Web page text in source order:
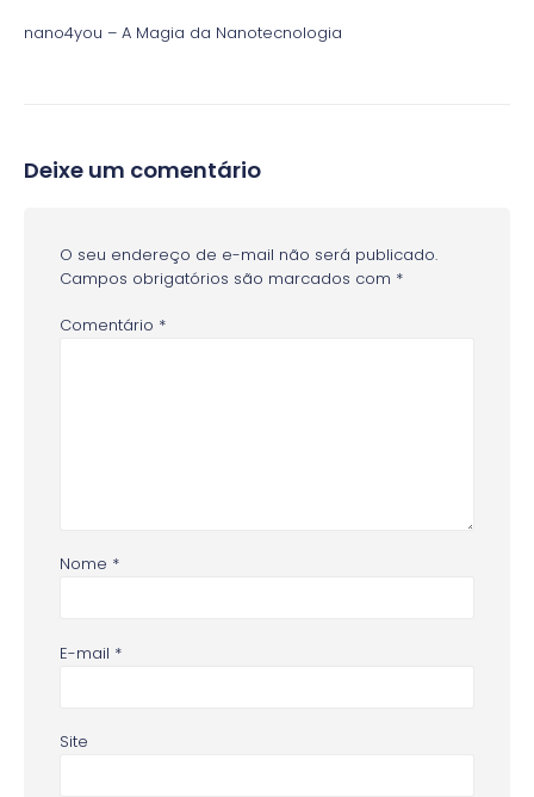
nano4you – A Magia da Nanotecnologia
Deixe um comentário
O seu endereço de e-mail não será publicado.
Campos obrigatórios são marcados com *
Comentário *
Nome *
E-mail *
Site